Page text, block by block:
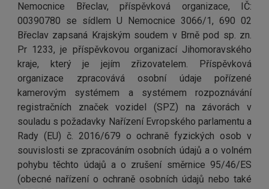
Nemocnice Břeclav, příspěvková organizace, IČ:
00390780 se sídlem U Nemocnice 3066/1, 690 02
Břeclav zapsaná Krajským soudem v Brně pod sp. zn.
Pr 1233, je příspěvkovou organizací Jihomoravského
kraje, který je jejím zřizovatelem. Příspěvková
organizace zpracovává osobní údaje pořízené
kamerovým systémem a systémem rozpoznávání
registračních značek vozidel (SPZ) na závorách v
souladu s požadavky Nařízení Evropského parlamentu a
Rady (EU) č. 2016/679 o ochraně fyzických osob v
souvislosti se zpracováním osobních údajů a o volném
pohybu těchto údajů a o zrušení směrnice 95/46/ES
(obecné nařízení o ochraně osobních údajů nebo také